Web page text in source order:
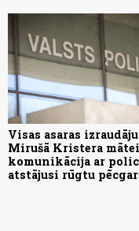
Visas asaras
Mirušā Kristera mātei
komunikācija ar
atstājusi rūgtu